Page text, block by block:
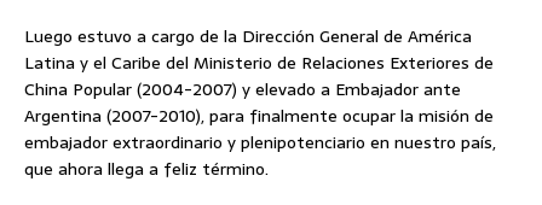
Luego estuvo a cargo de la Dirección General de América
Latina y el Caribe del Ministerio de Relaciones Exteriores de
China Popular (2004-2007) y elevado a Embajador ante
Argentina (2007-2010), para finalmente ocupar la misión de
embajador extraordinario y plenipotenciario en nuestro país,
que ahora llega a feliz término.